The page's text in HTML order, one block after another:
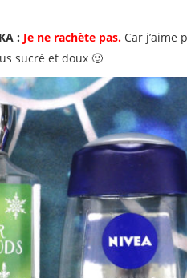
: Je ne rachète pas. Car j’aime
sucré et doux 🙂